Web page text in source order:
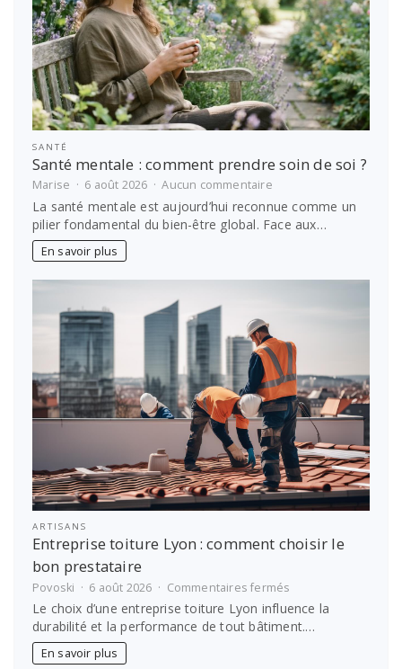
SANTÉ
Santé mentale : comment prendre soin de soi ?
Marise 6 août 2026 Aucun commentairesur
mentale
:
La santé mentale est aujourd’hui reconnue comme un
pilier fondamental du bien-être global. Face aux…
En savoir plus
ARTISANS
Entreprise toiture Lyon : comment choisir le
bon prestataire
Povoski 6 août 2026 Commentaires fermés
Entreprise
toiture
Lyon :
Le choix d’une entreprise toiture Lyon influence la
durabilité et la performance de tout bâtiment.…
En savoir plus